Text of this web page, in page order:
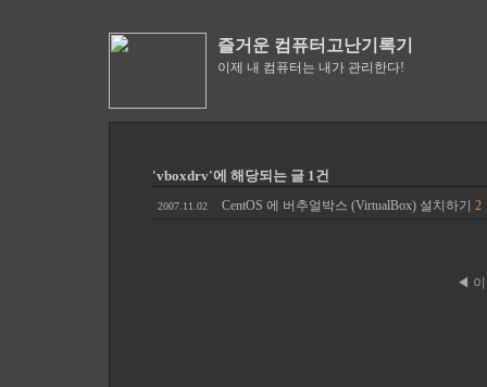
즐거운 컴퓨터고난기록기
이제 내 컴퓨터는 내가 관리한다!
'vboxdrv'에 해당되는 글 1건
2007.11.02 CentOS 에 버추얼박스 (VirtualBox) 설치하기 2
◀